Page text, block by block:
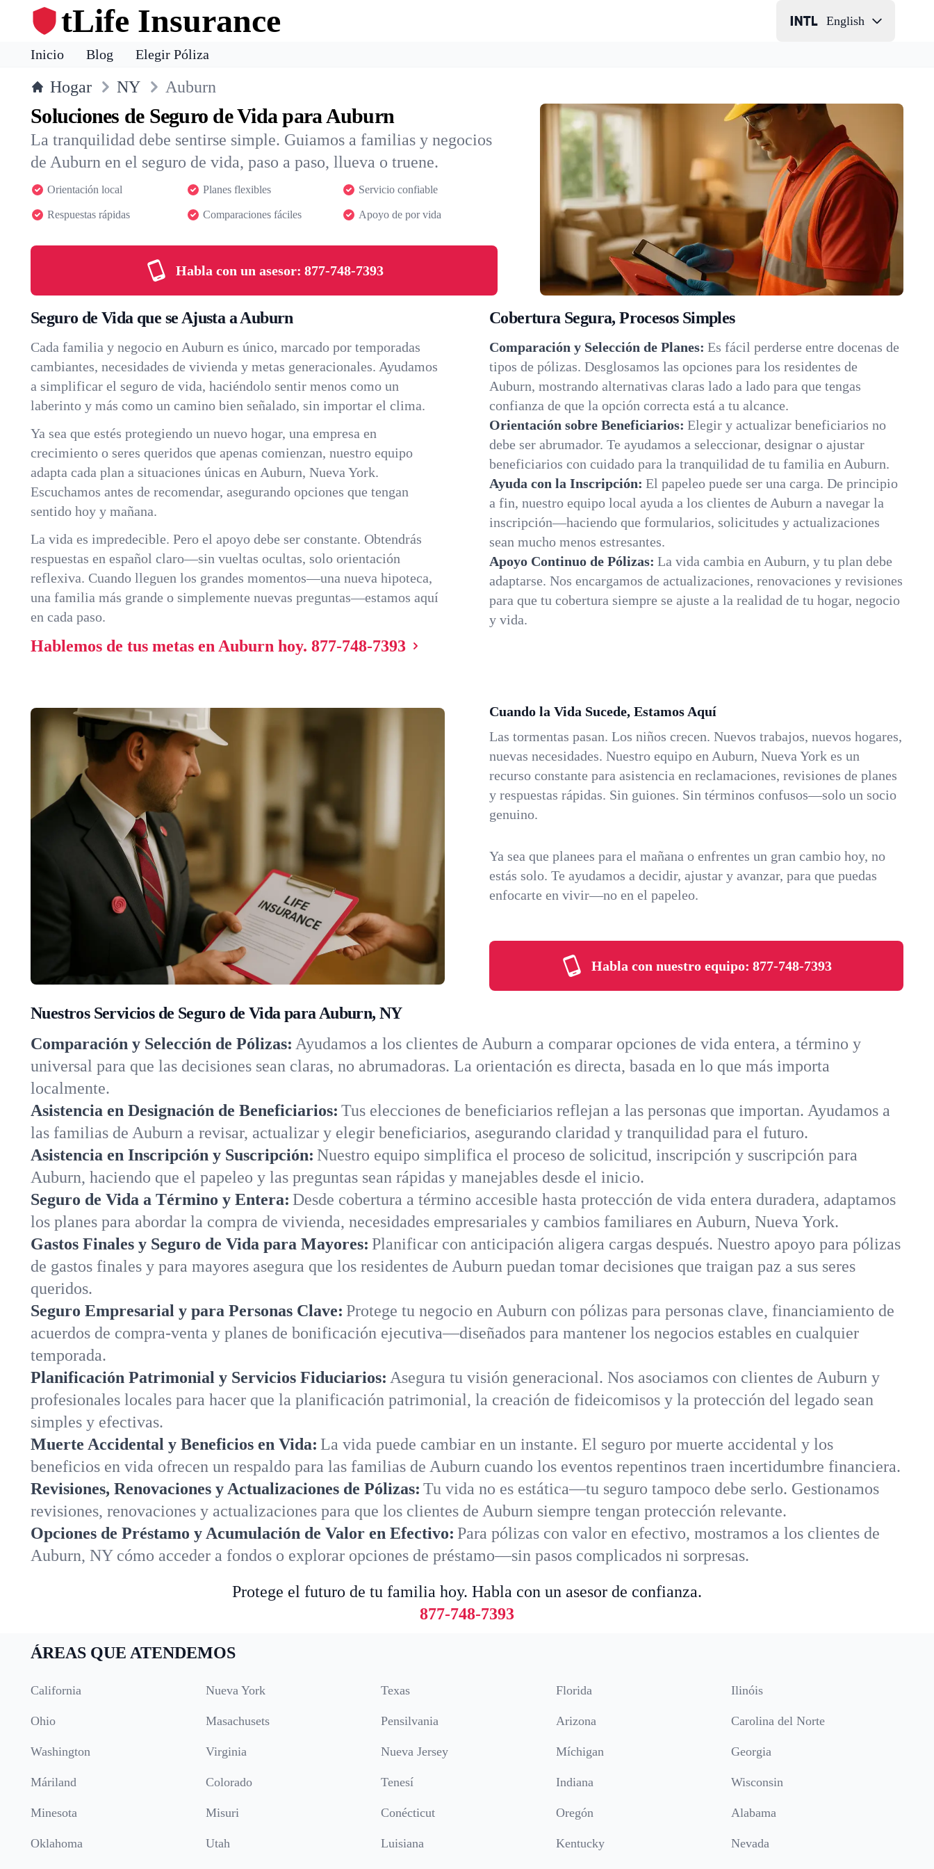
tLife Insurance English
Inicio Blog Elegir Póliza
Hogar NY Auburn
Soluciones de Seguro de Vida para Auburn
La tranquilidad debe sentirse simple. Guiamos a familias y negocios
de Auburn en el seguro de vida, paso a paso, llueva o truene.
Orientación local Planes flexibles Servicio confiable
Respuestas rápidas Comparaciones fáciles Apoyo de por vida
Habla con un asesor: 877-748-7393
Seguro de Vida que se Ajusta a Auburn
Cada familia y negocio en Auburn es único, marcado por temporadas
cambiantes, necesidades de vivienda y metas generacionales. Ayudamos
a simplificar el seguro de vida, haciéndolo sentir menos como un
laberinto y más como un camino bien señalado, sin importar el clima.
Ya sea que estés protegiendo un nuevo hogar, una empresa en
crecimiento o seres queridos que apenas comienzan, nuestro equipo
adapta cada plan a situaciones únicas en Auburn, Nueva York.
Escuchamos antes de recomendar, asegurando opciones que tengan
sentido hoy y mañana.
La vida es impredecible. Pero el apoyo debe ser constante. Obtendrás
respuestas en español claro—sin vueltas ocultas, solo orientación
reflexiva. Cuando lleguen los grandes momentos—una nueva hipoteca,
una familia más grande o simplemente nuevas preguntas—estamos aquí
en cada paso.
Hablemos de tus metas en Auburn hoy. 877-748-7393
Cobertura Segura, Procesos Simples
Comparación y Selección de Planes: Es fácil perderse entre docenas de
tipos de pólizas. Desglosamos las opciones para los residentes de
Auburn, mostrando alternativas claras lado a lado para que tengas
confianza de que la opción correcta está a tu alcance.
Orientación sobre Beneficiarios: Elegir y actualizar beneficiarios no
debe ser abrumador. Te ayudamos a seleccionar, designar o ajustar
beneficiarios con cuidado para la tranquilidad de tu familia en Auburn.
Ayuda con la Inscripción: El papeleo puede ser una carga. De principio
a fin, nuestro equipo local ayuda a los clientes de Auburn a navegar la
inscripción—haciendo que formularios, solicitudes y actualizaciones
sean mucho menos estresantes.
Apoyo Continuo de Pólizas: La vida cambia en Auburn, y tu plan debe
adaptarse. Nos encargamos de actualizaciones, renovaciones y revisiones
para que tu cobertura siempre se ajuste a la realidad de tu hogar, negocio
y vida.
Cuando la Vida Sucede, Estamos Aquí
Las tormentas pasan. Los niños crecen. Nuevos trabajos, nuevos hogares,
nuevas necesidades. Nuestro equipo en Auburn, Nueva York es un
recurso constante para asistencia en reclamaciones, revisiones de planes
y respuestas rápidas. Sin guiones. Sin términos confusos—solo un socio
genuino.
Ya sea que planees para el mañana o enfrentes un gran cambio hoy, no
estás solo. Te ayudamos a decidir, ajustar y avanzar, para que puedas
enfocarte en vivir—no en el papeleo.
Habla con nuestro equipo: 877-748-7393
Nuestros Servicios de Seguro de Vida para Auburn, NY
Comparación y Selección de Pólizas: Ayudamos a los clientes de Auburn a comparar opciones de vida entera, a término y
universal para que las decisiones sean claras, no abrumadoras. La orientación es directa, basada en lo que más importa
localmente.
Asistencia en Designación de Beneficiarios: Tus elecciones de beneficiarios reflejan a las personas que importan. Ayudamos a
las familias de Auburn a revisar, actualizar y elegir beneficiarios, asegurando claridad y tranquilidad para el futuro.
Asistencia en Inscripción y Suscripción: Nuestro equipo simplifica el proceso de solicitud, inscripción y suscripción para
Auburn, haciendo que el papeleo y las preguntas sean rápidas y manejables desde el inicio.
Seguro de Vida a Término y Entera: Desde cobertura a término accesible hasta protección de vida entera duradera, adaptamos
los planes para abordar la compra de vivienda, necesidades empresariales y cambios familiares en Auburn, Nueva York.
Gastos Finales y Seguro de Vida para Mayores: Planificar con anticipación aligera cargas después. Nuestro apoyo para pólizas
de gastos finales y para mayores asegura que los residentes de Auburn puedan tomar decisiones que traigan paz a sus seres
queridos.
Seguro Empresarial y para Personas Clave: Protege tu negocio en Auburn con pólizas para personas clave, financiamiento de
acuerdos de compra-venta y planes de bonificación ejecutiva—diseñados para mantener los negocios estables en cualquier
temporada.
Planificación Patrimonial y Servicios Fiduciarios: Asegura tu visión generacional. Nos asociamos con clientes de Auburn y
profesionales locales para hacer que la planificación patrimonial, la creación de fideicomisos y la protección del legado sean
simples y efectivas.
Muerte Accidental y Beneficios en Vida: La vida puede cambiar en un instante. El seguro por muerte accidental y los
beneficios en vida ofrecen un respaldo para las familias de Auburn cuando los eventos repentinos traen incertidumbre financiera.
Revisiones, Renovaciones y Actualizaciones de Pólizas: Tu vida no es estática—tu seguro tampoco debe serlo. Gestionamos
revisiones, renovaciones y actualizaciones para que los clientes de Auburn siempre tengan protección relevante.
Opciones de Préstamo y Acumulación de Valor en Efectivo: Para pólizas con valor en efectivo, mostramos a los clientes de
Auburn, NY cómo acceder a fondos o explorar opciones de préstamo—sin pasos complicados ni sorpresas.
Protege el futuro de tu familia hoy. Habla con un asesor de confianza.
877-748-7393
ÁREAS QUE ATENDEMOS
California Nueva York Texas Florida Ilinóis
Ohio Masachusets Pensilvania Arizona Carolina del Norte
Washington Virginia Nueva Jersey Míchigan Georgia
Máriland Colorado Tenesí Indiana Wisconsin
Minesota Misuri Conécticut Oregón Alabama
Oklahoma Utah Luisiana Kentucky Nevada